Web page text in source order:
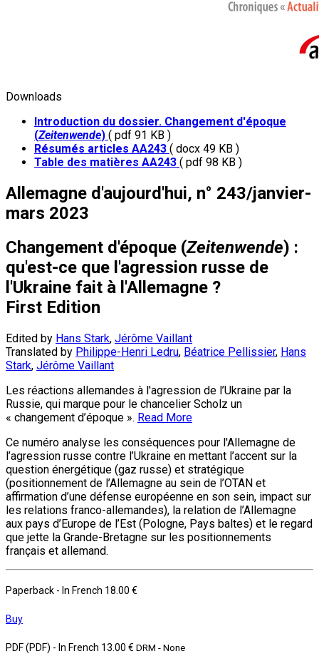
Downloads
Introduction du dossier. Changement d'époque
(Zeitenwende) ( pdf 91 KB )
Résumés articles AA243 ( docx 49 KB )
Table des matières AA243 ( pdf 98 KB )
Allemagne d'aujourd'hui, n° 243/janvier-
mars 2023
Changement d'époque (Zeitenwende) :
qu'est-ce que l'agression russe de
l'Ukraine fait à l'Allemagne ?
First Edition
Edited by Hans Stark, Jérôme Vaillant
Translated by Philippe-Henri Ledru, Béatrice Pellissier, Hans
Stark, Jérôme Vaillant
Les réactions allemandes à l'agression de l’Ukraine par la
Russie, qui marque pour le chancelier Scholz un
« changement d’époque ». Read More
Ce numéro analyse les conséquences pour l'Allemagne de
l’agression russe contre l’Ukraine en mettant l’accent sur la
question énergétique (gaz russe) et stratégique
(positionnement de l’Allemagne au sein de l’OTAN et
affirmation d’une défense européenne en son sein, impact sur
les relations franco-allemandes), la relation de l’Allemagne
aux pays d’Europe de l’Est (Pologne, Pays baltes) et le regard
que jette la Grande-Bretagne sur les positionnements
français et allemand.
Paperback - In French 18.00 €
Buy
PDF (PDF) - In French 13.00 € DRM - None